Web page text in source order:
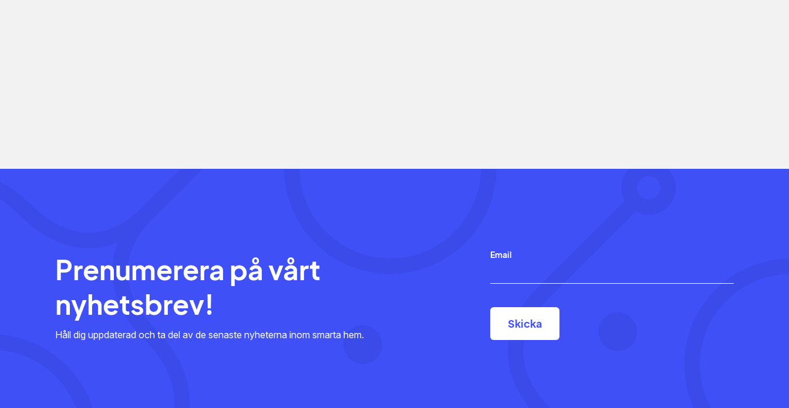
Prenumerera på vårt
nyhetsbrev!
Håll dig uppdaterad och ta del av de senaste nyheterna inom smarta hem.
Email